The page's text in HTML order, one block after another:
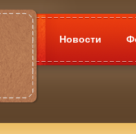
Новости